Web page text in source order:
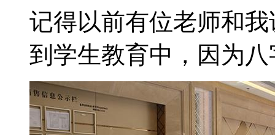
记得以前有位老师和
到学生教育中，因为八